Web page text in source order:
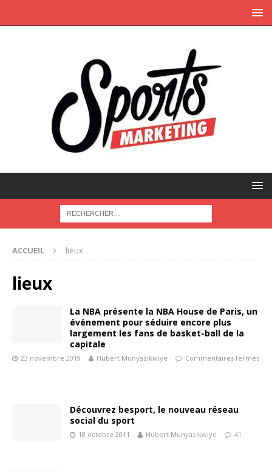
ACCUEIL lieux
lieux
La NBA présente la NBA House de Paris, un
événement pour séduire encore plus
largement les fans de basket-ball de la
capitale
23 novembre 2019 Hubert Munyazikwiye Commentaires fermés
Découvrez besport, le nouveau réseau
social du sport
18 octobre 2011 Hubert Munyazikwiye 41